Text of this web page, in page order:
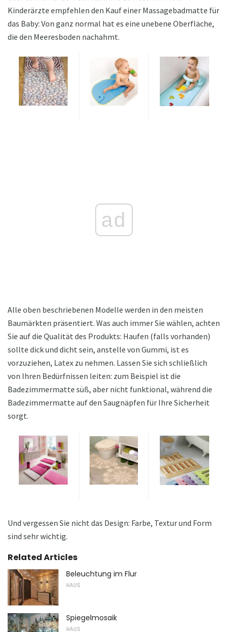
Kinderärzte empfehlen den Kauf einer Massagebadmatte für
das Baby: Von ganz normal hat es eine unebene Oberfläche,
die den Meeresboden nachahmt.
ad
Alle oben beschriebenen Modelle werden in den meisten
Baumärkten präsentiert. Was auch immer Sie wählen, achten
Sie auf die Qualität des Produkts: Haufen (falls vorhanden)
sollte dick und dicht sein, anstelle von Gummi, ist es
vorzuziehen, Latex zu nehmen. Lassen Sie sich schließlich
von Ihren Bedürfnissen leiten: zum Beispiel ist die
Badezimmermatte süß, aber nicht funktional, während die
Badezimmermatte auf den Saugnäpfen für Ihre Sicherheit
sorgt.
Und vergessen Sie nicht das Design: Farbe, Textur und Form
sind sehr wichtig.
Related Articles
Beleuchtung im Flur
HAUS
Spiegelmosaik
HAUS